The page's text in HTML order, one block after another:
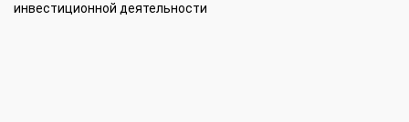
инвестиционной деятельности